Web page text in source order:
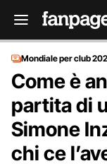
Mondiale per club
Come è
partita di
Simone
chi ce